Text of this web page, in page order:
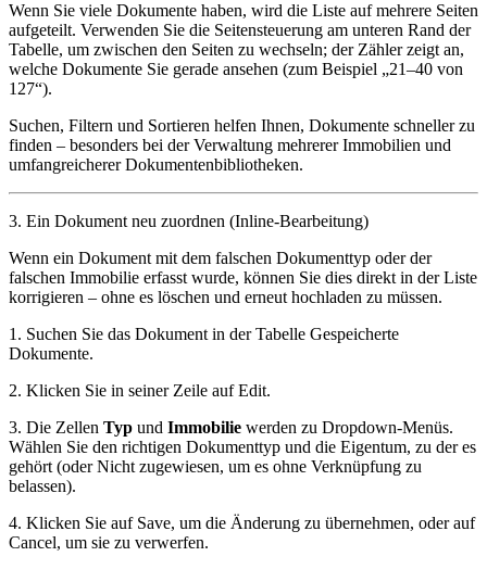
Wenn Sie viele Dokumente haben, wird die Liste auf mehrere Seiten
aufgeteilt. Verwenden Sie die Seitensteuerung am unteren Rand der
Tabelle, um zwischen den Seiten zu wechseln; der Zähler zeigt an,
welche Dokumente Sie gerade ansehen (zum Beispiel „21–40 von
127“).
Suchen, Filtern und Sortieren helfen Ihnen, Dokumente schneller zu
finden – besonders bei der Verwaltung mehrerer Immobilien und
umfangreicherer Dokumentenbibliotheken.
3. Ein Dokument neu zuordnen (Inline-Bearbeitung)
Wenn ein Dokument mit dem falschen Dokumenttyp oder der
falschen Immobilie erfasst wurde, können Sie dies direkt in der Liste
korrigieren – ohne es löschen und erneut hochladen zu müssen.
1. Suchen Sie das Dokument in der Tabelle Gespeicherte
Dokumente.
2. Klicken Sie in seiner Zeile aufEdit.
3. Die Zellen Typ und Immobilie werden zu Dropdown-Menüs.
Wählen Sie den richtigen Dokumenttyp und die Eigentum, zu der es
gehört (oderNicht zugewiesen, um es ohne Verknüpfung zu
belassen).
4. Klicken Sie auf Save, um die Änderung zu übernehmen, oder auf
Cancel, um sie zu verwerfen.